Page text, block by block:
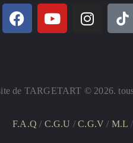
de TARGETART © 2026.
F.A.Q / C.G.U /C.G.V/ M.L